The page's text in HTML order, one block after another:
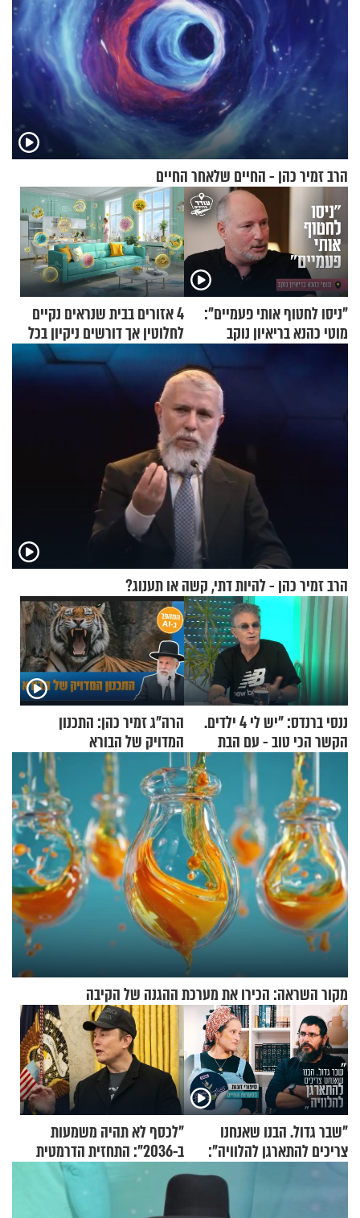
הרב זמיר כהן - החיים שלאחר החיים
"ניסו לחטוף אותי פעמיים":
מוטי כהנא בריאיון נוקב
4 אזורים בבית שנראים נקיים
לחלוטין אך דורשים ניקיון בכל
הרב זמיר כהן - להיות דתי, קשה או תענוג?
ננסי ברנדס: "יש לי 4 ילדים.
הקשר הכי טוב - עם הבת
החרדית"
הרה"ג זמיר כהן: התכנון
המדויק של הבורא
מקור השראה: הכירו את מערכת ההגנה של הקיבה
"שבר גדול. הבנו שאנחנו
צריכים להתארגן להלוויה":
זוגיות במבחן, הפעם עם מרים
"לכסף לא תהיה משמעות
ב-2036": התחזית הדרמטית
של אילון מאסק על עתיד
הכלכלה